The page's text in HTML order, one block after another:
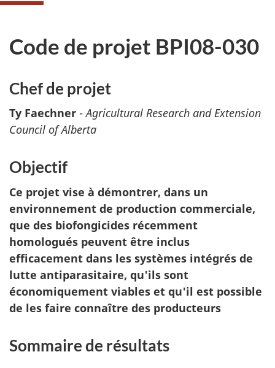
Code de projet BPI08-030
Chef de projet
Ty Faechner -Agricultural Research and Extension
Council of Alberta
Objectif
Ce projet vise à démontrer, dans un
environnement de production commerciale,
que des biofongicides récemment
homologués peuvent être inclus
efficacement dans les systèmes intégrés de
lutte antiparasitaire, qu'ils sont
économiquement viables et qu'il est possible
de les faire connaître des producteurs
Sommaire de résultats